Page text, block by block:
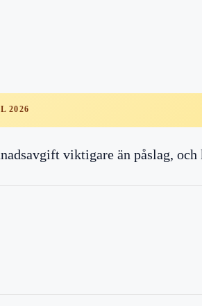
2026
viktigare än påslag,